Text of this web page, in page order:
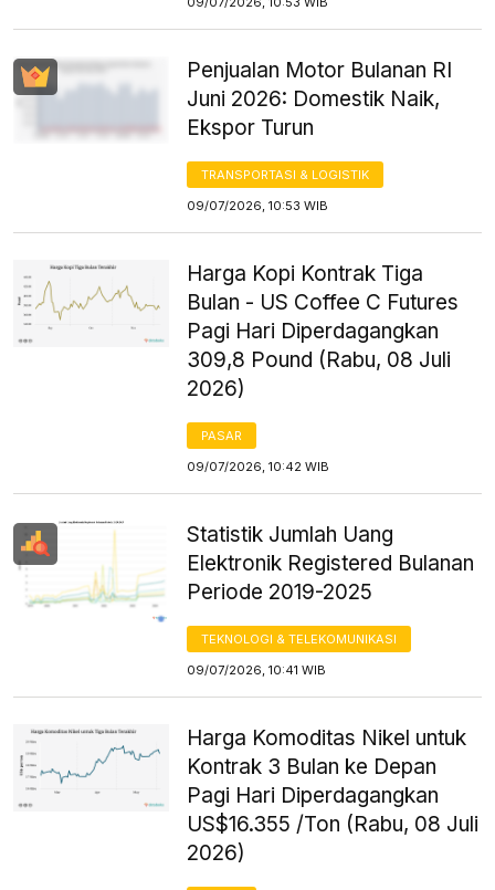
Penjualan Motor Bulanan RI
Juni 2026: Domestik Naik,
Ekspor Turun
TRANSPORTASI & LOGISTIK
09/07/2026, 10:53 WIB
Harga Kopi Kontrak Tiga
Bulan - US Coffee C Futures
Pagi Hari Diperdagangkan
309,8 Pound (Rabu, 08 Juli
2026)
PASAR
09/07/2026, 10:42 WIB
Statistik Jumlah Uang
Elektronik Registered Bulanan
Periode 2019-2025
TEKNOLOGI & TELEKOMUNIKASI
09/07/2026, 10:41 WIB
Harga Komoditas Nikel untuk
Kontrak 3 Bulan ke Depan
Pagi Hari Diperdagangkan
US$16.355 /Ton (Rabu, 08 Juli
2026)